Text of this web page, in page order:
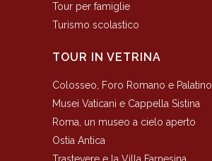
Tour per famiglie
Turismo scolastico
TOUR IN VETRINA
Colosseo, Foro Romano e Palatino
Musei Vaticani e Cappella Sistina
Roma, un museo a cielo aperto
Ostia Antica